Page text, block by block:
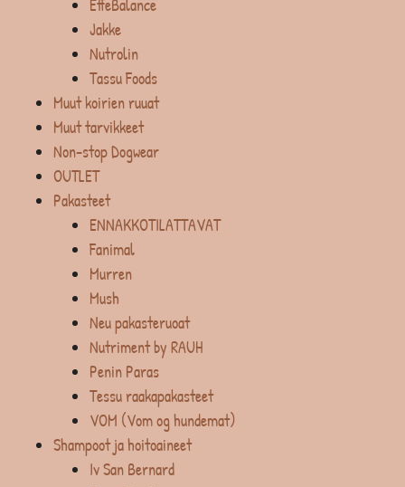
EffeBalance
Jakke
Nutrolin
Tassu Foods
Muut koirien ruuat
Muut tarvikkeet
Non-stop Dogwear
OUTLET
Pakasteet
ENNAKKOTILATTAVAT
Fanimal
Murren
Mush
Neu pakasteruoat
Nutriment by RAUH
Penin Paras
Tessu raakapakasteet
VOM (Vom og hundemat)
Shampoot ja hoitoaineet
Iv San Bernard